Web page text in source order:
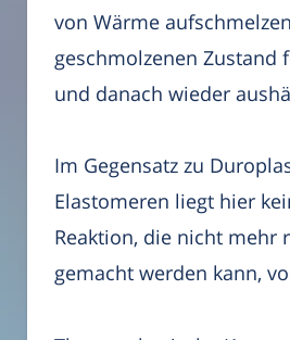
von Wärme
geschmolzenen Zustand
und danach wieder
Im Gegensatz zu
Elastomeren liegt hier
Reaktion, die nicht mehr
gemacht werden kann,